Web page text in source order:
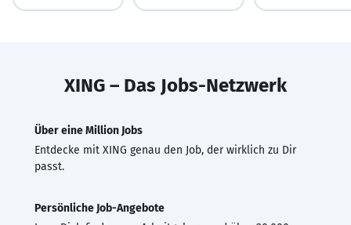
XING – Das Jobs-Netzwerk
Über eine Million Jobs
Entdecke mit XING genau den Job, der wirklich zu Dir
passt.
Persönliche Job-Angebote